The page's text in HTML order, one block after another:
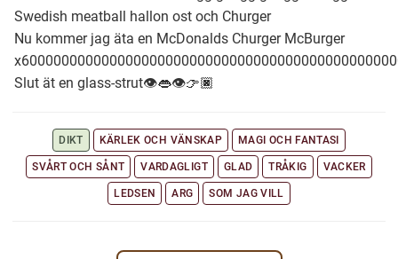
Kaale (Romska)
Arli (Romska)
Resanderomani (Romska)
Kelderash (Romska)
Swedish meatball hallon ost och Churger
Nu kommer jag äta en McDonalds Churger McBurger
Slut ät en glass-strut👁️👄👁️👉🏿
DIKT KÄRLEK OCH VÄNSKAP MAGI OCH FANTASI
SVÅRT OCH SÅNT VARDAGLIGT GLAD TRÅKIG VACKER
LEDSEN ARG SOM JAG VILL